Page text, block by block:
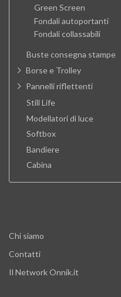
Green Screen
Fondali autoportanti
Fondali collassabili
Buste consegna stampe
Borse e Trolley
Pannelli riflettenti
Still Life
Modellatori di luce
Softbox
Bandiere
Cabina
Chi siamo
Contatti
Il Network Onnik.it